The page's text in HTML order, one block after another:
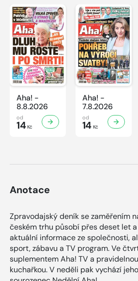
Aha! -
8.8.2026
od
14Kč
Aha! -
7.8.2026
od
14Kč
Anotace
Zpravodajský deník se zaměřením
českém trhu působí přes deset let
aktuální informace ze společnosti,
sport, zábavu a TV program. Ve
suplementem Aha! TV a
kuchařkou. V neděli pak vychází